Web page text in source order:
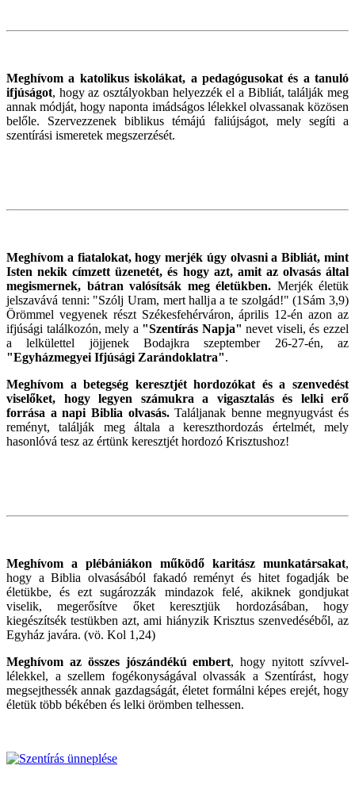
Meghívom a katolikus iskolákat, a pedagógusokat és a tanuló
ifjúságot, hogy az osztályokban helyezzék el a Bibliát, találják meg
annak módját, hogy naponta imádságos lélekkel olvassanak közösen
belőle. Szervezzenek biblikus témájú faliújságot, mely segíti a
szentírási ismeretek megszerzését.
Meghívom a fiatalokat, hogy merjék úgy olvasni a Bibliát, mint
Isten nekik címzett üzenetét, és hogy azt, amit az olvasás által
megismernek, bátran valósítsák meg életükben. Merjék életük
jelszavává tenni: "Szólj Uram, mert hallja a te szolgád!" (1Sám 3,9)
Örömmel vegyenek részt Székesfehérváron, április 12-én azon az
ifjúsági találkozón, mely a "Szentírás Napja" nevet viseli, és ezzel
a lelkülettel jöjjenek Bodajkra szeptember 26-27-én, az
"Egyházmegyei Ifjúsági Zarándoklatra".
Meghívom a betegség keresztjét hordozókat és a szenvedést
viselőket, hogy legyen számukra a vigasztalás és lelki erő
forrása a napi Biblia olvasás.Találjanak benne megnyugvást és
reményt, találják meg általa a kereszthordozás értelmét, mely
hasonlóvá tesz az értünk keresztjét hordozó Krisztushoz!
Meghívom a plébániákon működő karitász munkatársakat,
hogy a Biblia olvasásából fakadó reményt és hitet fogadják be
életükbe, és ezt sugározzák mindazok felé, akiknek gondjukat
viselik, megerősítve őket keresztjük hordozásában, hogy
kiegészítsék testükben azt, ami hiányzik Krisztus szenvedéséből, az
Egyház javára. (vö. Kol 1,24)
Meghívom az összes jószándékú embert, hogy nyitott szívvel-
lélekkel, a szellem fogékonyságával olvassák a Szentírást, hogy
megsejthessék annak gazdagságát, életet formálni képes erejét, hogy
életük több békében és lelki örömben telhessen.